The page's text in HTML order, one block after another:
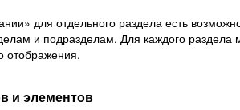
для отдельного раздела есть
и подразделам. Для каждого раздела
отображения.
и элементов